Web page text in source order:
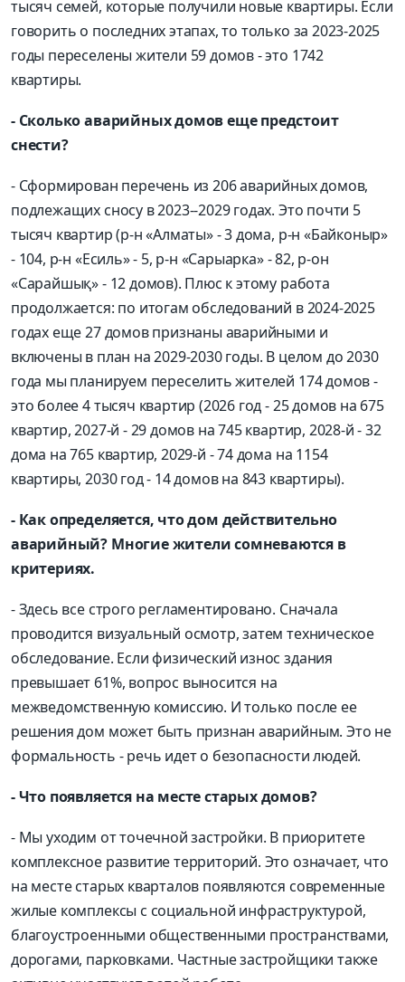
тысяч семей, которые получили новые квартиры. Если
говорить о последних этапах, то только за 2023-2025
годы переселены жители 59 домов - это 1742
квартиры.
- Сколько аварийных домов еще предстоит
снести?
- Сформирован перечень из 206 аварийных домов,
подлежащих сносу в 2023--2029 годах. Это почти 5
тысяч квартир (р-н «Алматы» - 3 дома, р-н «Байконыр»
- 104, р-н «Есиль» - 5, р-н «Сарыарка» - 82, р-он
«Сарайшық» - 12 домов). Плюс к этому работа
продолжается: по итогам обследований в 2024-2025
годах еще 27 домов признаны аварийными и
включены в план на 2029-2030 годы. В целом до 2030
года мы планируем переселить жителей 174 домов -
это более 4 тысяч квартир (2026 год - 25 домов на 675
квартир, 2027-й - 29 домов на 745 квартир, 2028-й - 32
дома на 765 квартир, 2029-й - 74 дома на 1154
квартиры, 2030 год - 14 домов на 843 квартиры).
- Как определяется, что дом действительно
аварийный? Многие жители сомневаются в
критериях.
- Здесь все строго регламентировано. Сначала
проводится визуальный осмотр, затем техническое
обследование. Если физический износ здания
превышает 61%, вопрос выносится на
межведомственную комиссию. И только после ее
решения дом может быть признан аварийным. Это не
формальность - речь идет о безопасности людей.
- Что появляется на месте старых домов?
- Мы уходим от точечной застройки. В приоритете
комплексное развитие территорий. Это означает, что
на месте старых кварталов появляются современные
жилые комплексы с социальной инфраструктурой,
благоустроенными общественными пространствами,
дорогами, парковками. Частные застройщики также